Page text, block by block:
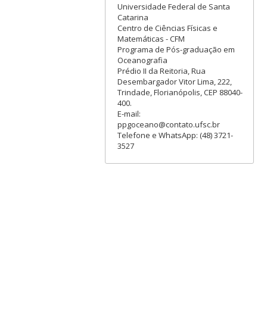
Universidade Federal de Santa
Catarina
Centro de Ciências Físicas e
Matemáticas - CFM
Programa de Pós-graduação em
Oceanografia
Prédio II da Reitoria, Rua
Desembargador Vitor Lima, 222,
Trindade, Florianópolis, CEP 88040-
400.
E-mail:
ppgoceano@contato.ufsc.br
Telefone e WhatsApp: (48) 3721-
3527